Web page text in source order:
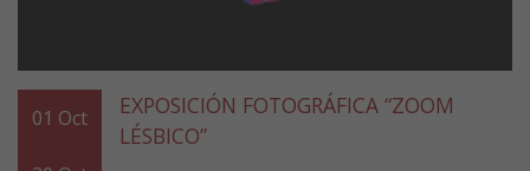
01 Oct
EXPOSICIÓN FOTOGRÁFICA “ZOOM
LÉSBICO”